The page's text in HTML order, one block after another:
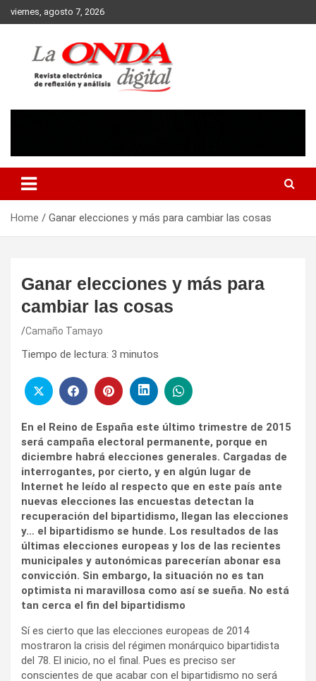
Skip
to
viernes, agosto 7, 2026
Home Ganar elecciones y más para cambiar las cosas
Ganar elecciones y más para
cambiar las cosas
Camaño Tamayo
Tiempo de lectura: 3 minutos
En el Reino de España este último trimestre de 2015
será campaña electoral permanente, porque en
diciembre habrá elecciones generales. Cargadas de
interrogantes, por cierto, y en algún lugar de
Internet he leído al respecto que en este país ante
nuevas elecciones las encuestas detectan la
recuperación del bipartidismo, llegan las elecciones
y… el bipartidismo se hunde. Los resultados de las
últimas elecciones europeas y los de las recientes
municipales y autonómicas parecerían abonar esa
convicción. Sin embargo, la situación no es tan
optimista ni maravillosa como así se sueña. No está
tan cerca el fin del bipartidismo
Sí es cierto que las elecciones europeas de 2014
mostraron la crisis del régimen monárquico bipartidista
del 78. El inicio, no el final. Pues es preciso ser
conscientes de que acabar con el bipartidismo no será